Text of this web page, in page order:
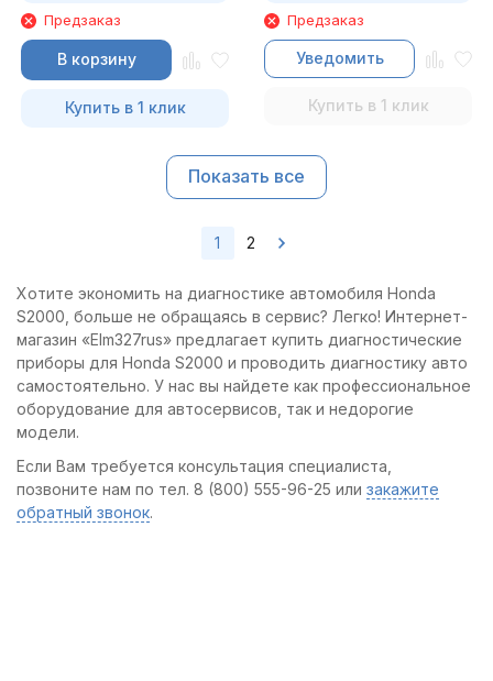
Предзаказ
В корзину
Купить в 1 клик
Предзаказ
Уведомить
Купить в 1 клик
Показать все
1 2
Хотите экономить на диагностике автомобиля Honda
S2000, больше не обращаясь в сервис? Легко! Интернет-
магазин «Elm327rus» предлагает купить диагностические
приборы для Honda S2000 и проводить диагностику авто
самостоятельно. У нас вы найдете как профессиональное
оборудование для автосервисов, так и недорогие
модели.
Если Вам требуется консультация специалиста,
позвоните нам по тел. 8 (800) 555-96-25 или закажите
обратный звонок.